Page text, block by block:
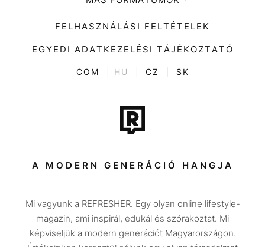
Divat
Kultúra
ENTR
Tech-Tudomány
Sport
Társadalom
Utazás
Életmód
FELHASZNÁLÁSI FELTÉTELEK
EGYEDI ADATKEZELÉSI TÁJÉKOZTATÓ
COM HU CZ SK
A MODERN GENERÁCIÓ HANGJA
Mi vagyunk a REFRESHER. Egy olyan online lifestyle-
magazin, ami inspirál, edukál és szórakoztat. Mi
képviseljük a modern generációt Magyarországon.